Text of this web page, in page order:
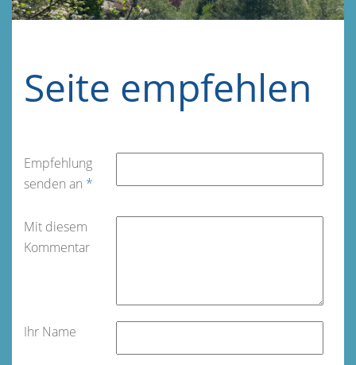
Seite empfehlen
Empfehlung
senden an *
Mit diesem
Kommentar
Ihr Name